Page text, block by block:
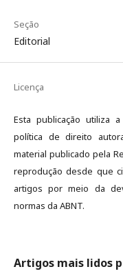
Seção
Editorial
Licença
Esta publicação utiliza
política de direito
material publicado pela
reprodução desde que
artigos por meio da
normas da ABNT.
Artigos mais lidos